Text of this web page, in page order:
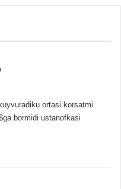
ortasi korsatmi
bormidi ustanofkasi